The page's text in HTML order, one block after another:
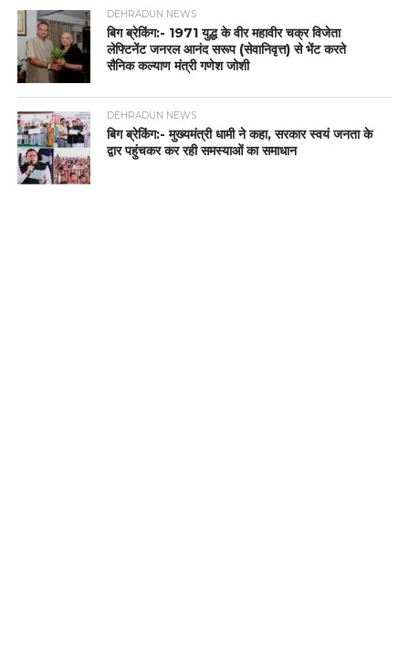
DEHRADUN NEWS
बिग ब्रेकिंग:- 1971 युद्ध के वीर महावीर चक्र विजेता
लेफ्टिनेंट जनरल आनंद सरूप (सेवानिवृत्त) से भेंट करते
सैनिक कल्याण मंत्री गणेश जोशी
DEHRADUN NEWS
बिग ब्रेकिंग:- मुख्यमंत्री धामी ने कहा, सरकार स्वयं जनता के
द्वार पहुंचकर कर रही समस्याओं का समाधान